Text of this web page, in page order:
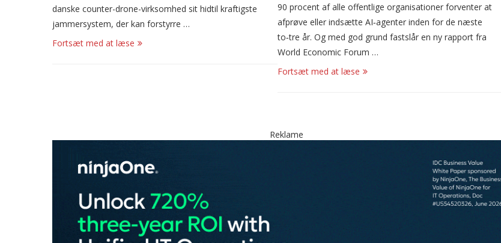
danske counter-drone-virksomhed sit hidtil kraftigste
jammersystem, der kan forstyrre …
Fortsæt med at læse
90 procent af alle offentlige organisationer forventer at
afprøve eller indsætte AI‑agenter inden for de næste
to‑tre år. Og med god grund fastslår en ny rapport fra
World Economic Forum …
Fortsæt med at læse
Reklame